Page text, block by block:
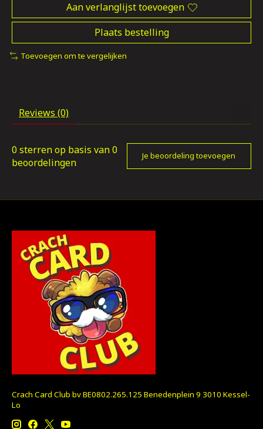
Aan verlanglijst toevoegen
Plaats bestelling
Toevoegen om te vergelijken
Reviews (0)
0 sterren op basis van0
beoordelingen
Je beoordeling toevoegen
Crach Card Club bv BE0802.265.125 Benedenplein 9 3010 Kessel-
Lo